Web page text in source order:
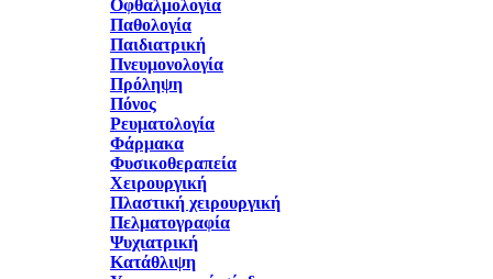
Οφθαλμολογία
Παθολογία
Παιδιατρική
Πνευμονολογία
Πρόληψη
Πόνος
Ρευματολογία
Φάρμακα
Φυσικοθεραπεία
Χειρουργική
Πλαστική χειρουργική
Πελματογραφία
Ψυχιατρική
Κατάθλιψη